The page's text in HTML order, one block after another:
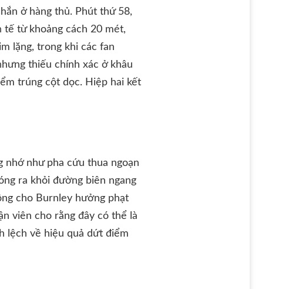
ở hàng thủ. Phút thứ 58,
từ khoảng cách 20 mét,
lặng, trong khi các fan
thiếu chính xác ở khâu
trúng cột dọc. Hiệp hai kết
nhớ như pha cứu thua ngoạn
ra khỏi đường biên ngang
cho Burnley hưởng phạt
viên cho rằng đây có thể là
lệch về hiệu quả dứt điểm